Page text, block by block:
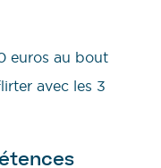
euros au bout
avec les 3